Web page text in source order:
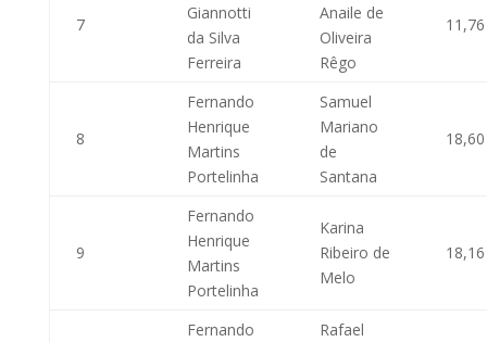
7
Giannotti
da Silva
Ferreira
Anaile de
Oliveira
Rêgo
11,76
8
Fernando
Henrique
Martins
Portelinha
Samuel
Mariano
de
Santana
18,60
9
Fernando
Henrique
Martins
Portelinha
Karina
Ribeiro de
Melo
18,16
Fernando
Rafael